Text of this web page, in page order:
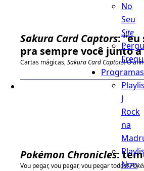
No
Seu
Site
Programas
J
Rock
na
Non
Sakura Card Captors:
pra sempre você junto
Cartas mágicas,Sakura Card Captors! O
Pokémon Chronicles:
Vou pegar, vou pegar, vou pegar todos!